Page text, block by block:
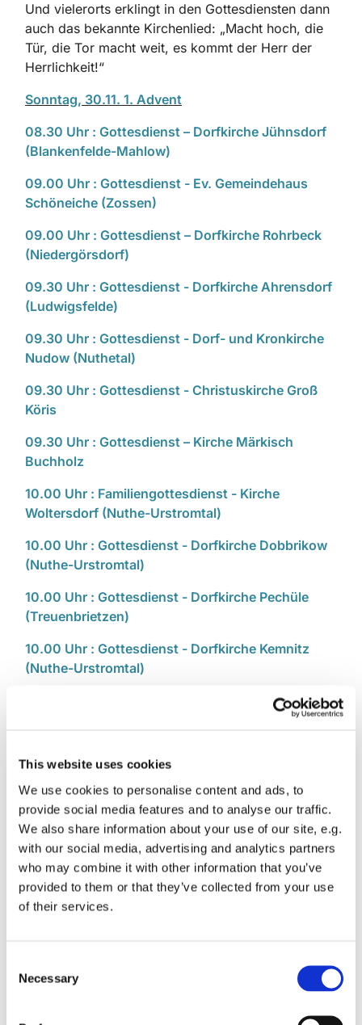
This website uses cookies
We use cookies to personalise content and ads, to
provide social media features and to analyse our traffic.
We also share information about your use of our site, e.g.
with our social media, advertising and analytics partners
who may combine it with other information that you’ve
provided to them or that they’ve collected from your use
of their services.
Necessary
Und vielerorts erklingt in den Gottesdiensten dann
auch das bekannte Kirchenlied: „Macht hoch, die
Tür, die Tor macht weit, es kommt der Herr der
Herrlichkeit!“
Sonntag, 30.11. 1. Advent
08.30 Uhr : Gottesdienst – Dorfkirche Jühnsdorf
(Blankenfelde-Mahlow)
09.00 Uhr : Gottesdienst - Ev. Gemeindehaus
Schöneiche (Zossen)
09.00 Uhr : Gottesdienst – Dorfkirche Rohrbeck
(Niedergörsdorf)
09.30 Uhr : Gottesdienst - Dorfkirche Ahrensdorf
(Ludwigsfelde)
09.30 Uhr : Gottesdienst - Dorf- und Kronkirche
Nudow (Nuthetal)
09.30 Uhr : Gottesdienst - Christuskirche Groß
Köris
09.30 Uhr : Gottesdienst – Kirche Märkisch
Buchholz
10.00 Uhr : Familiengottesdienst - Kirche
Woltersdorf (Nuthe-Urstromtal)
10.00 Uhr : Gottesdienst - Dorfkirche Dobbrikow
(Nuthe-Urstromtal)
10.00 Uhr : Gottesdienst - Dorfkirche Pechüle
(Treuenbrietzen)
10.00 Uhr : Gottesdienst - Dorfkirche Kemnitz
(Nuthe-Urstromtal)
10.00 Uhr : Gottesdienst - Kirche St. Michael
(Niederer Fläming)
10.00 Uhr : Gottesdienst mit anschließendem
Kirchencafé - Dorfkirche Rangsdorf
10.30 Uhr : Familiengottesdienst - Ev.
Gemeindezentrum Jüterbog
10.30 Uhr : Gottesdienst- Ev. Gemeindezentrum
Zossen